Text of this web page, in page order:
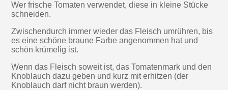
Wer frische Tomaten verwendet, diese in kleine Stücke
schneiden.
Zwischendurch immer wieder das Fleisch umrühren, bis
es eine schöne braune Farbe angenommen hat und
schön krümelig ist.
Wenn das Fleisch soweit ist, das Tomatenmark und den
Knoblauch dazu geben und kurz mit erhitzen (der
Knoblauch darf nicht braun werden).